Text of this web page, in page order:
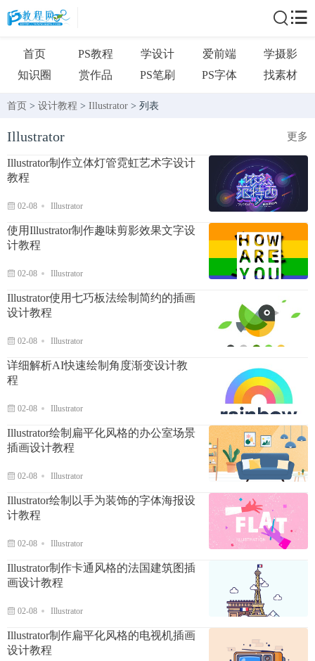
首页 PS教程 学设计 爱前端
学摄影
知识圈
赏作品 PS笔刷 PS字体 找素材
首页 > 设计教程 > Illustrator > 列表
Illustrator 更多
Illustrator制作立体灯管霓虹艺术字设计
教程
02-08 Illustrator
使用Illustrator制作趣味剪影效果文字设
计教程
02-08 Illustrator
Illustrator使用七巧板法绘制简约的插画
设计教程
02-08 Illustrator
详细解析AI快速绘制角度渐变设计教
程
02-08 Illustrator
Illustrator绘制扁平化风格的办公室场景
插画设计教程
02-08 Illustrator
Illustrator绘制以手为装饰的字体海报设
计教程
02-08 Illustrator
Illustrator制作卡通风格的法国建筑图插
画设计教程
02-08 Illustrator
Illustrator制作扁平化风格的电视机插画
设计教程